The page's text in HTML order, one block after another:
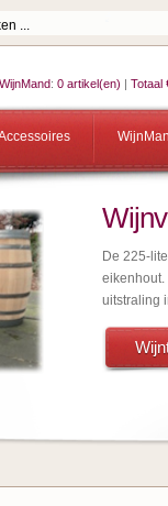
: 0 artikel(en) | Totaal
De 225-
eikenhout.
uitstraling